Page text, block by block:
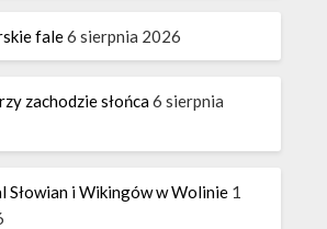
fale6 sierpnia 2026
zachodzie słońca6 sierpnia
Słowian i Wikingów w Wolinie 1